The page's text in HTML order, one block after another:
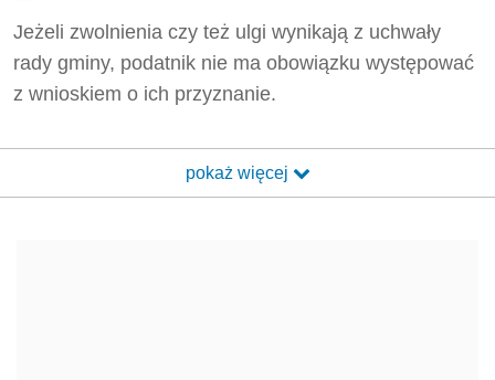
Jeżeli zwolnienia czy też ulgi wynikają z uchwały
rady gminy, podatnik nie ma obowiązku występować
z wnioskiem o ich przyznanie.
pokaż więcej